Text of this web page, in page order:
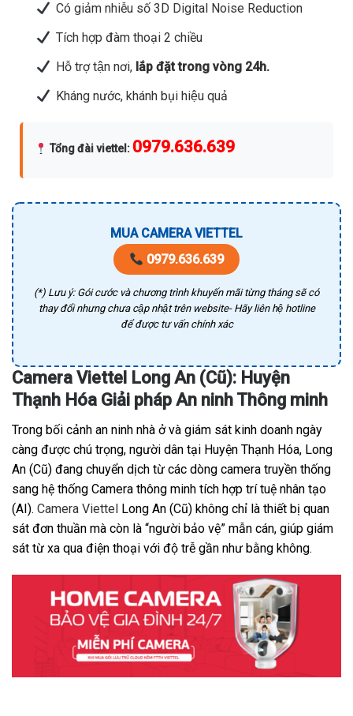
Có giảm nhiễu số 3D Digital Noise Reduction
Tích hợp đàm thoại 2 chiều
Hỗ trợ tận nơi,lắp đặt trong vòng 24h.
Kháng nước, khánh bụi hiệu quả
Tổng đài viettel : 0979.636.639
MUA CAMERA VIETTEL
0979.636.639
(*) Lưu ý: Gói cước và chương trình khuyến mãi từng tháng sẽ có
thay đổi nhưng chưa cập nhật trên website- Hãy liên hệ hotline
để được tư vấn chính xác
Camera Viettel Long An (Cũ): Huyện
Thạnh Hóa Giải pháp An ninh Thông minh
Trong bối cảnh an ninh nhà ở và giám sát kinh doanh ngày
càng được chú trọng, người dân tại Huyện Thạnh Hóa, Long
An (Cũ) đang chuyển dịch từ các dòng camera truyền thống
sang hệ thống Camera thông minh tích hợp trí tuệ nhân tạo
(AI). Camera Viettel Long An (Cũ) không chỉ là thiết bị quan
sát đơn thuần mà còn là “người bảo vệ” mẫn cán, giúp giám
sát từ xa qua điện thoại với độ trễ gần như bằng không.